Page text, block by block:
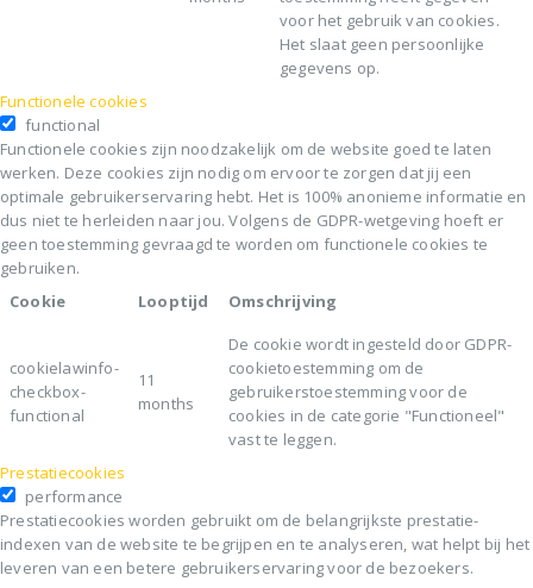
months
toestemming heeft gegeven
voor het gebruik van cookies.
Het slaat geen persoonlijke
gegevens op.
Functionele cookies
functional
Functionele cookies zijn noodzakelijk om de website goed te laten
werken. Deze cookies zijn nodig om ervoor te zorgen dat jij een
optimale gebruikerservaring hebt. Het is 100% anonieme informatie en
dus niet te herleiden naar jou. Volgens de GDPR-wetgeving hoeft er
geen toestemming gevraagd te worden om functionele cookies te
gebruiken.
Cookie
Looptijd Omschrijving
cookielawinfo-
checkbox-
functional
11
months
De cookie wordt ingesteld door GDPR-
cookietoestemming om de
gebruikerstoestemming voor de
cookies in de categorie "Functioneel"
vast te leggen.
Prestatiecookies
performance
Prestatiecookies worden gebruikt om de belangrijkste prestatie-
indexen van de website te begrijpen en te analyseren, wat helpt bij het
leveren van een betere gebruikerservaring voor de bezoekers.